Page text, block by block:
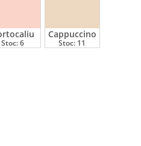
Stoc:6
Cappuccino
Stoc: 11